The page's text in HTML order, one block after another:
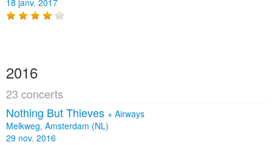
18 janv. 2017
2016
23 concerts
Nothing But Thieves + Airways
Melkweg, Amsterdam (NL)
29 nov. 2016